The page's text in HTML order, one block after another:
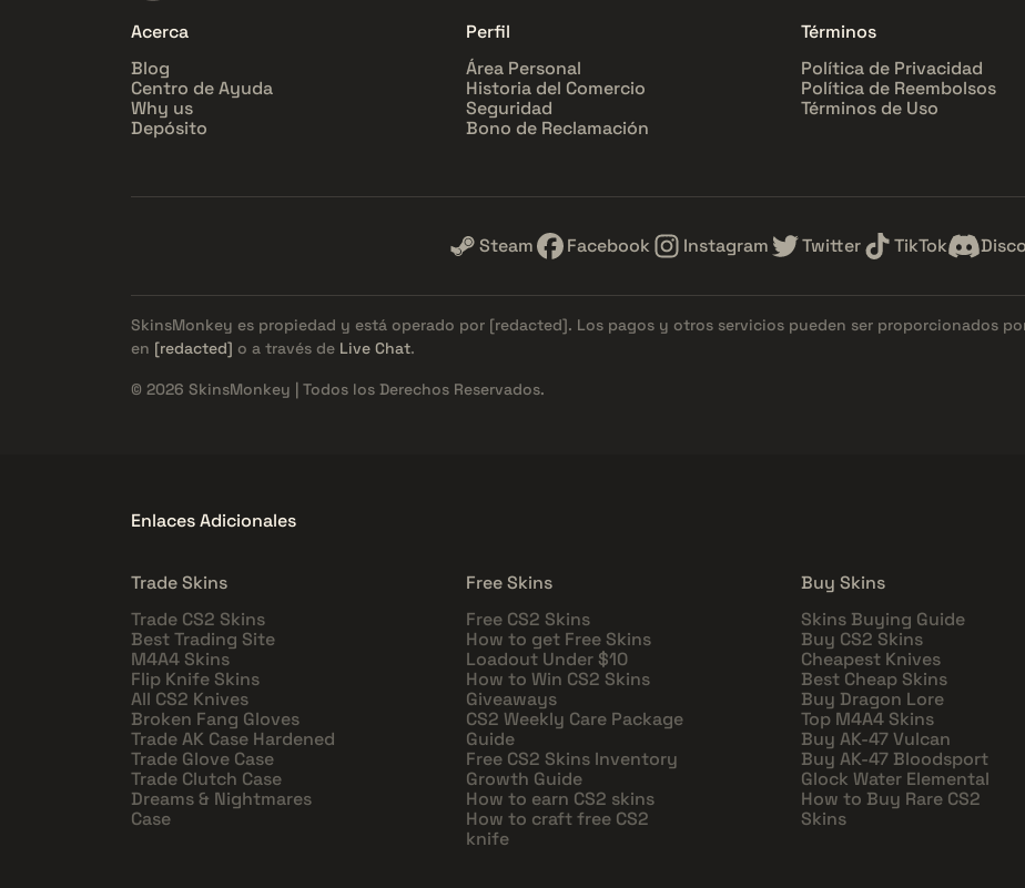
Acerca
Blog
Centro de Ayuda
Why us
Depósito
Perfil
Área Personal
Historia del Comercio
Seguridad
Bono de Reclamación
Términos
Política de Privacidad
Política de Reembolsos
Términos de Uso
Steam Facebook Instagram Twitter TikTok
SkinsMonkey es propiedad y está operado por [redacted]. Los pagos y otros servicios pueden ser proporcionados
en [redacted] o a través de Live Chat.
© 2026 SkinsMonkey | Todos los Derechos Reservados.
Enlaces Adicionales
Trade Skins
Trade CS2 Skins
Best Trading Site
M4A4 Skins
Flip Knife Skins
All CS2 Knives
Broken Fang Gloves
Trade AK Case Hardened
Trade Glove Case
Trade Clutch Case
Dreams & Nightmares
Case
Free Skins
Free CS2 Skins
How to get Free Skins
Loadout Under $10
How to Win CS2 Skins
Giveaways
CS2 Weekly Care Package
Guide
Free CS2 Skins Inventory
Growth Guide
How to earn CS2 skins
How to craft free CS2
knife
Buy Skins
Skins Buying Guide
Buy CS2 Skins
Cheapest Knives
Best Cheap Skins
Buy Dragon Lore
Top M4A4 Skins
Buy AK-47 Vulcan
Buy AK-47 Bloodsport
Glock Water Elemental
How to Buy Rare CS2
Skins